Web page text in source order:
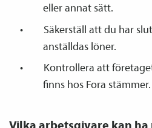
eller annat sätt.
Säkerställ att du har
anställdas löner.
Kontrollera att
finns hos Fora stämmer.
Vilka arbetsgivare kan